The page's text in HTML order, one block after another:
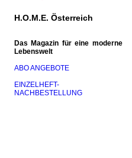
H.O.M.E. Österreich
Das Magazin für eine moderne
Lebenswelt
ABO ANGEBOTE
EINZELHEFT-
NACHBESTELLUNG